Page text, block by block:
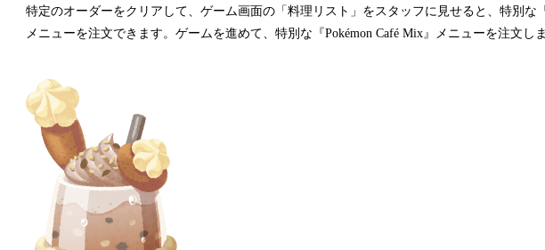
特定のオーダーをクリアして、ゲーム画面の「料理リスト」をスタッフに見せると、特別な
メニューを注文できます。ゲームを進めて、特別な『Pokémon Café Mix』メニューを注文し